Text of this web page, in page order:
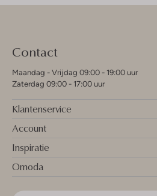
Contact
Maandag - Vrijdag 09:00 - 19:00 uur
Zaterdag 09:00 - 17:00 uur
Klantenservice
Account
Inspiratie
Omoda